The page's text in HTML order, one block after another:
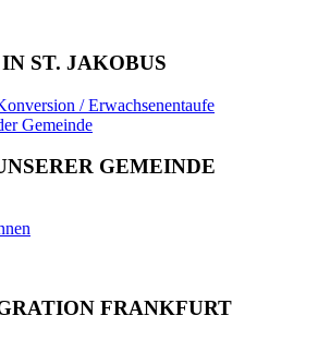
ST. JAKOBUS
/ Erwachsenentaufe
Gemeinde
GEMEINDE
FRANKFURT